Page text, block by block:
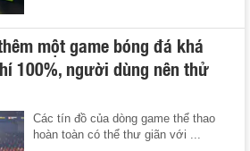
một game bóng đá khá
100%, người dùng nên thử
Các tín đồ của dòng game thể thao
hoàn toàn có thể thư giãn với ...